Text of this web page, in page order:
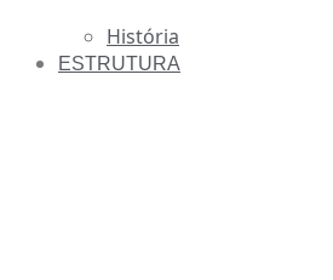
História
ESTRUTURA